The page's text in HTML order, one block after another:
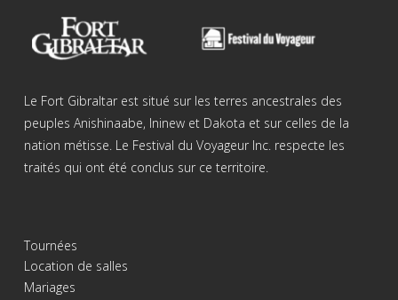
Le Fort Gibraltar est situé sur les terres ancestrales des
peuples Anishinaabe, Ininew et Dakota et sur celles de la
nation métisse. Le Festival du Voyageur Inc. respecte les
traités qui ont été conclus sur ce territoire.
Tournées
Location de salles
Mariages